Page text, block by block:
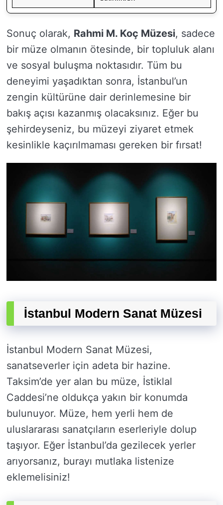
Sonuç olarak, Rahmi M. Koç Müzesi, sadece
bir müze olmanın ötesinde, bir topluluk alanı
ve sosyal buluşma noktasıdır. Tüm bu
deneyimi yaşadıktan sonra, İstanbul’un
zengin kültürüne dair derinlemesine bir
bakış açısı kazanmış olacaksınız. Eğer bu
şehirdeyseniz, bu müzeyi ziyaret etmek
kesinlikle kaçırılmaması gereken bir fırsat!
İstanbul Modern Sanat Müzesi
İstanbul Modern Sanat Müzesi,
sanatseverler için adeta bir hazine.
Taksim’de yer alan bu müze, İstiklal
Caddesi’ne oldukça yakın bir konumda
bulunuyor. Müze, hem yerli hem de
uluslararası sanatçıların eserleriyle dolup
taşıyor. Eğer İstanbul’da gezilecek yerler
arıyorsanız, burayı mutlaka listenize
eklemelisiniz!